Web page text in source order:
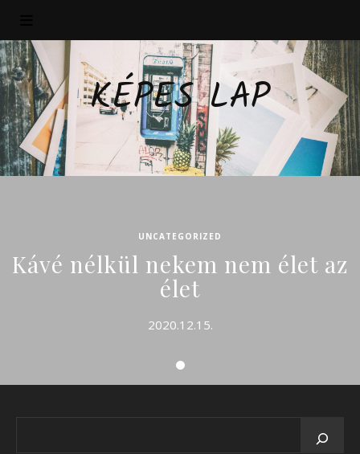
KÉPES LAP
UNCATEGORIZED
Kávé nélkül nekem nem élet az
élet
2020.12.15.